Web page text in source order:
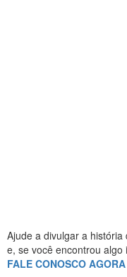
Ajude a divulgar a
e, se você encontrou
FALE CONOSCO